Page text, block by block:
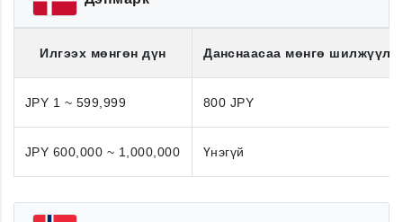
Илгээх мөнгөн дүн Данснаасаа мөнгө
JPY 1 ~ 599,999 800 JPY
JPY 600,000 ~ 1,000,000 Үнэгүй